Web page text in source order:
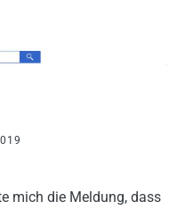
mich die Meldung, dass